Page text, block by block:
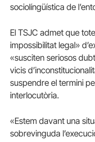
sociolíngüística de
El TSJC admet que
impossibilitat legal»
«susciten seriosos
vicis
suspendre el termini
interlocutòria.
«Estem davant una
sobrevinguda